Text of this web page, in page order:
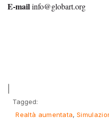
E-mailinfo@globart.org
Tagged:
Realtà aumentata